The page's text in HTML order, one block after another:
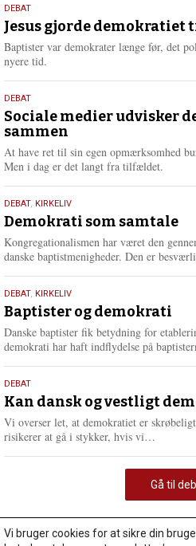
18.
maj
2026
DEBAT
Jesus gjorde
Baptister var demokrater længe før, det
nyere tid.
18.
maj
2026
DEBAT
Sociale medier udvisker
sammen
At have ret til sin egen opmærksomhed
Men i dag er det langt fra tilfældet.
18.
maj
2026
DEBAT, KIRKELIV
Demokrati som samtale
Kongregationalismen har været den
danske baptistmenigheder. Den er
18.
maj
2026
DEBAT, KIRKELIV
Baptister og demokrati
Danske baptister fik betydning for
demokrati har haft indflydelse på
18.
maj
2026
DEBAT
Kan dansk og vestligt
Vi overser let, at demokratiet er
risikerer at gå i stykker, hvis vi…
m
e
e
Gå til
Vi bruger cookies for at sikre din